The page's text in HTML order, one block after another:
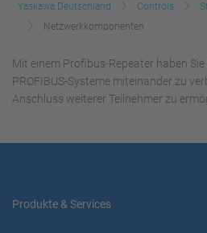
Yaskawa Deutschland Controls
Netzwerkkomponenten
Mit einem Profibus-Repeater haben
PROFIBUS-Systeme miteinander zu
Anschluss weiterer Teilnehmer zu
Produkte & Services